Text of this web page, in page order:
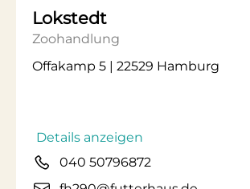
Lokstedt
Zoohandlung
Offakamp 5 | 22529 Hamburg
Details anzeigen
040 50796872